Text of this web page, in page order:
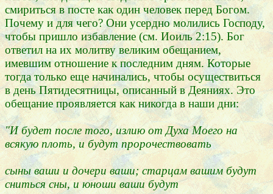
смириться в посте как один человек перед Богом.
Почему и для чего? Они усердно молились Господу,
чтобы пришло избавление (см. Иоиль 2:15). Бог
ответил на их молитву великим обещанием,
имевшим отношение к последним дням. Которые
тогда только еще начинались, чтобы осуществиться
в день Пятидесятницы, описанный в Деяниях. Это
обещание проявляется как никогда в наши дни:
"И будет после того, излию от Духа Моего на
всякую плоть, и будут пророчествовать
сыны ваши и дочери ваши; старцам вашим будут
сниться сны, и юноши ваши будут